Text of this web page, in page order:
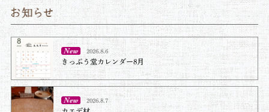
2026.8.6
きっぷう堂カレンダー8月
2026.8.7